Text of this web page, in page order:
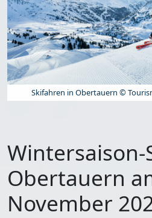
Skifahren in Obertauern ©
Wintersaison-
Obertauern
November